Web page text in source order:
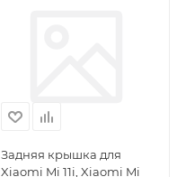
Задняя крышка для
Xiaomi Mi 11i, Xiaomi Mi